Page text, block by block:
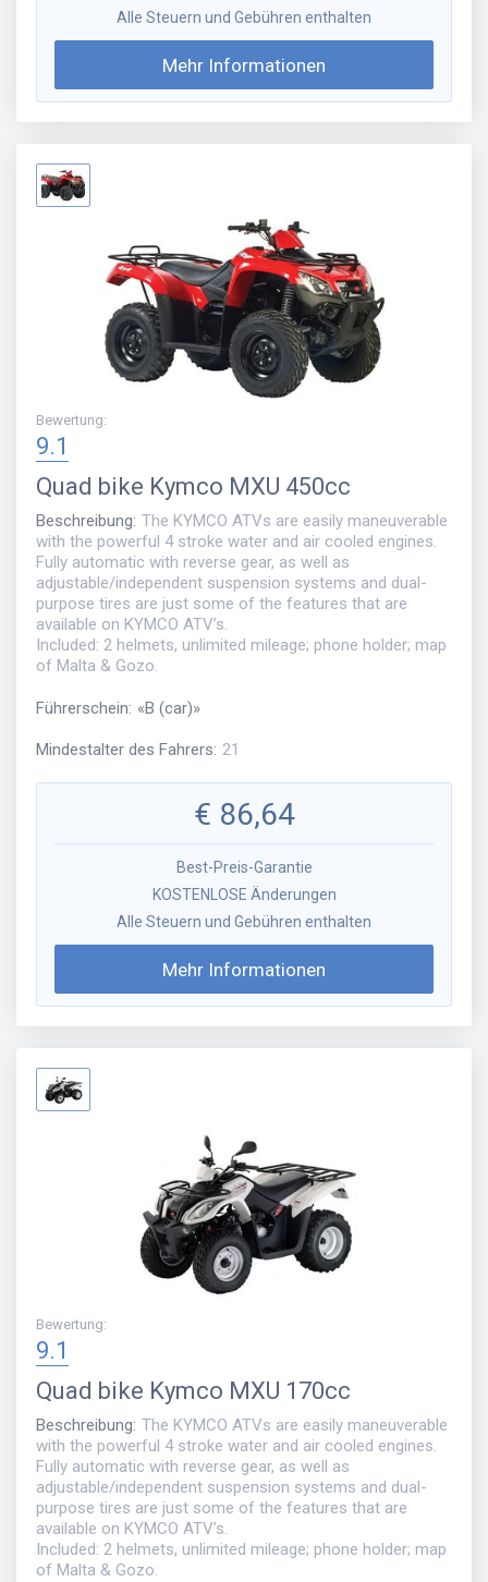
Alle Steuern und Gebühren enthalten
Mehr Informationen
Bewertung:
9.1
Quad bike Kymco MXU 450cc
Beschreibung: The KYMCO ATVs are easily maneuverable
with the powerful 4 stroke water and air cooled engines.
Fully automatic with reverse gear, as well as
adjustable/independent suspension systems and dual-
purpose tires are just some of the features that are
available on KYMCO ATV’s.
Included: 2 helmets, unlimited mileage; phone holder; map
of Malta & Gozo.
Führerschein: «B (car)»
Mindestalter des Fahrers: 21
€ 86,64
Best-Preis-Garantie
KOSTENLOSE Änderungen
Alle Steuern und Gebühren enthalten
Mehr Informationen
Bewertung:
9.1
Quad bike Kymco MXU 170cc
Beschreibung: The KYMCO ATVs are easily maneuverable
with the powerful 4 stroke water and air cooled engines.
Fully automatic with reverse gear, as well as
adjustable/independent suspension systems and dual-
purpose tires are just some of the features that are
available on KYMCO ATV’s.
Included: 2 helmets, unlimited mileage; phone holder; map
of Malta & Gozo.